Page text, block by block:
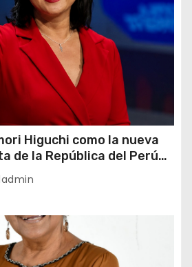
Higuchi como la nueva
de la República del Perú
2026-2031